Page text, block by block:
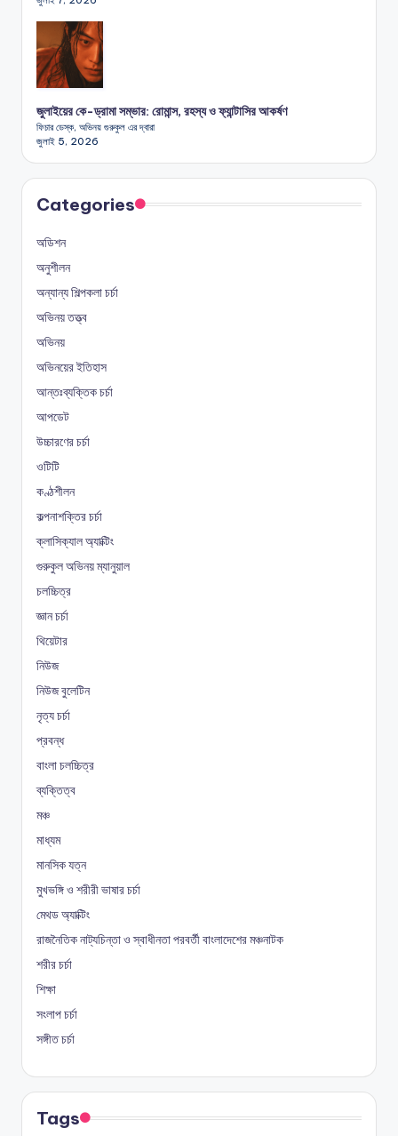
জুলাইয়ের কে-ড্রামা সম্ভার: রোমান্স, রহস্য ও ফ্যান্টাসির আকর্ষণ
ফিচার ডেস্ক, অভিনয় গুরুকুল এর দ্বারা
জুলাই 5, 2026
Categories
অডিশন
অনুশীলন
অন্যান্য শিল্পকলা চর্চা
অভিনয় তত্ত্ব
অভিনয়
অভিনয়ের ইতিহাস
আন্তঃব্যক্তিক চর্চা
আপডেট
উচ্চারণের চর্চা
ওটিটি
কণ্ঠশীলন
কল্পনাশক্তির চর্চা
ক্লাসিক্যাল অ্যাক্টিং
গুরুকুল অভিনয় ম্যানুয়াল
চলচ্চিত্র
জ্ঞান চর্চা
থিয়েটার
নিউজ
নিউজ বুলেটিন
নৃত্য চর্চা
প্রবন্ধ
বাংলা চলচ্চিত্র
ব্যক্তিত্ব
মঞ্চ
মাধ্যম
মানসিক যত্ন
মুখভঙ্গি ও শরীরী ভাষার চর্চা
মেথড অ্যাক্টিং
রাজনৈতিক নাট্যচিন্তা ও স্বাধীনতা পরবর্তী বাংলাদেশের মঞ্চনাটক
শরীর চর্চা
শিক্ষা
সংলাপ চর্চা
সঙ্গীত চর্চা
Tags